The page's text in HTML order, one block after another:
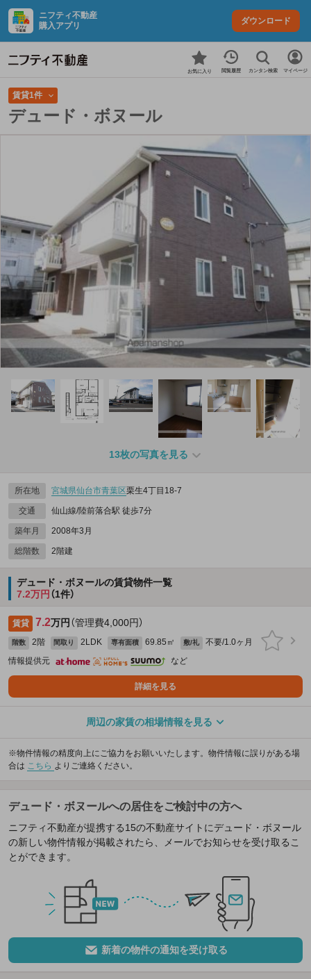
ニフティ不動産
購入アプリ
ダウンロード
お気に入り 閲覧履歴 カンタン検索 マイページ
賃貸1件
デュード・ボヌール
13枚の写真を見る
所在地 宮城県仙台市青葉区栗生4丁目18-7
交通 仙山線/陸前落合駅 徒歩7分
築年月 2008年3月
総階数 2階建
デュード・ボヌールの賃貸物件一覧
7.2万円 （1件）
賃貸 7.2万円 （管理費4,000円）
階数 2階 間取り 2LDK 専有面積 69.85㎡ 敷/礼
不要/1.0ヶ月
情報提供元
など
詳細を見る
周辺の家賃の相場情報を見る
※物件情報の精度向上にご協力をお願いいたします。物件情報に誤りがある場
合は こちら よりご連絡ください。
デュード・ボヌールへの居住をご検討中の方へ
ニフティ不動産が提携する15の不動産サイトにデュード・ボヌール
の新しい物件情報が掲載されたら、メールでお知らせを受け取るこ
とができます。
新着の物件の通知を受け取る